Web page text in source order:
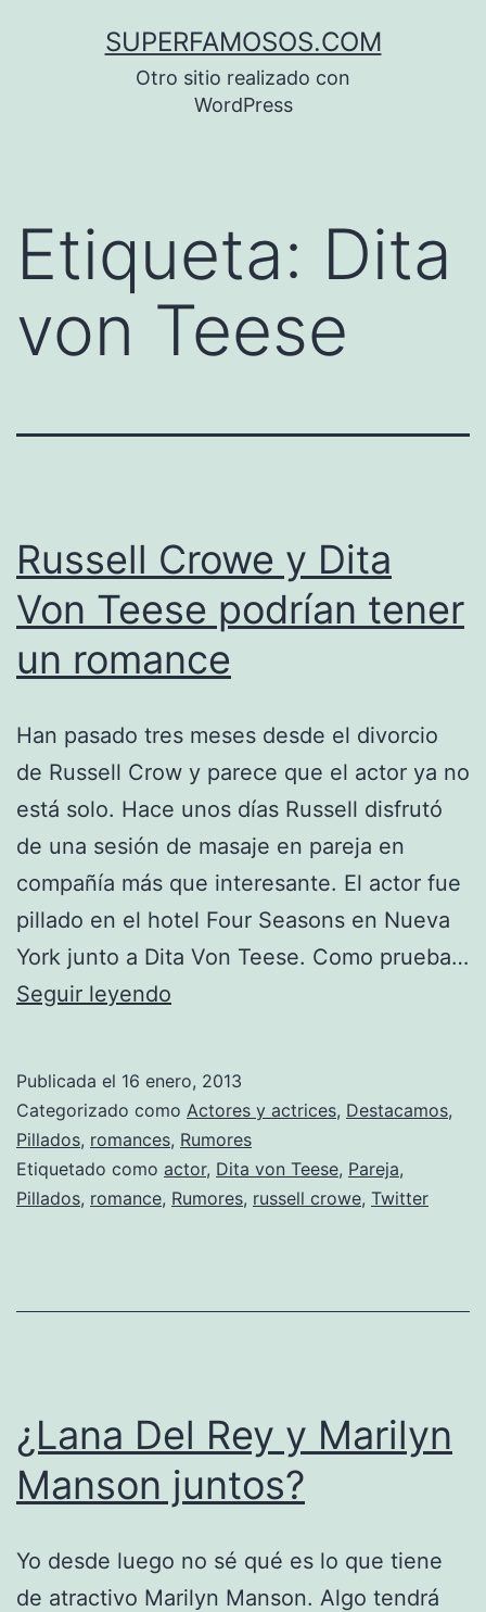
SUPERFAMOSOS.COM
Otro sitio realizado con
WordPress
Etiqueta: Dita
von Teese
Russell Crowe y Dita
Von Teese podrían tener
un romance
Han pasado tres meses desde el divorcio
de Russell Crow y parece que el actor ya no
está solo. Hace unos días Russell disfrutó
de una sesión de masaje en pareja en
compañía más que interesante. El actor fue
pillado en el hotel Four Seasons en Nueva
York junto a Dita Von Teese. Como prueba…
Seguir leyendo
Dita
Von
Teese
podrían
Publicada el 16 enero, 2013
Categorizado como Actores y actrices, Destacamos,
Pillados, romances, Rumores
Etiquetado como actor, Dita von Teese, Pareja,
Pillados, romance, Rumores, russell crowe, Twitter
¿Lana Del Rey y Marilyn
Manson juntos?
Yo desde luego no sé qué es lo que tiene
de atractivo Marilyn Manson. Algo tendrá